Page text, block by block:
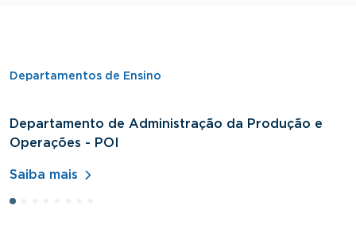
Departamentos de Ensino
Departamento de Administração da Produção e
Operações - POI
Saiba mais